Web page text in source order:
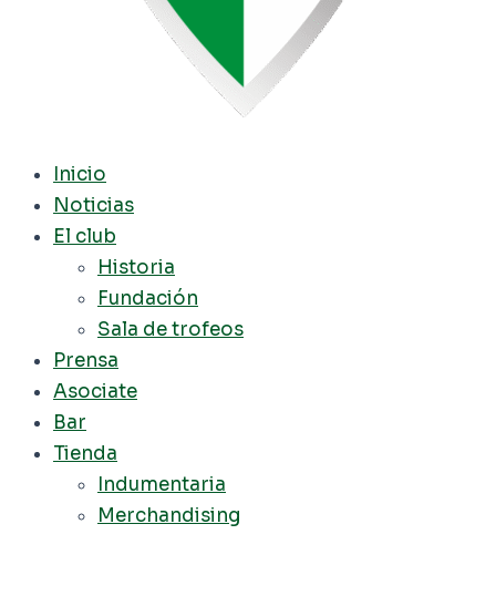
Inicio
Noticias
El club
Historia
Fundación
Sala de trofeos
Prensa
Asociate
Bar
Tienda
Indumentaria
Merchandising